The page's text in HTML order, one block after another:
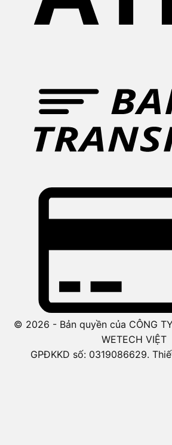
© 2026 - Bản quyền của CÔNG
WETECH VIỆT
GPĐKKD số: 0319086629.